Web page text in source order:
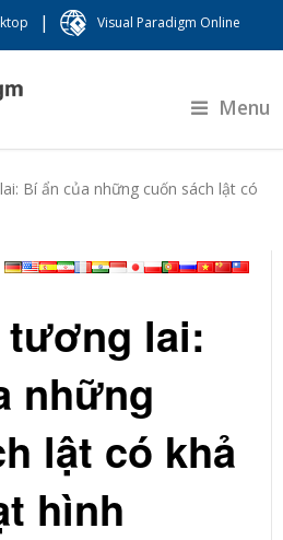
| Visual Paradigm Online
Menu
Bí ẩn của những cuốn sách lật có
tương lai:
những
lật có khả
hình